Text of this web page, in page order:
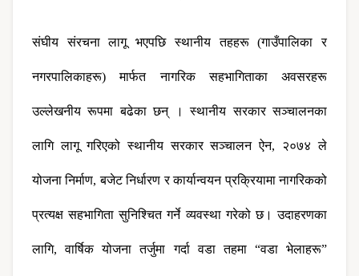
संघीय संरचना लागू भएपछि स्थानीय तहहरू (गाउँपालिका र
नगरपालिकाहरू) मार्फत नागरिक सहभागिताका अवसरहरू
उल्लेखनीय रूपमा बढेका छन् । स्थानीय सरकार सञ्चालनका
लागि लागू गरिएको स्थानीय सरकार सञ्चालन ऐन, २०७४ ले
योजना निर्माण, बजेट निर्धारण र कार्यान्वयन प्रक्रियामा नागरिकको
प्रत्यक्ष सहभागिता सुनिश्चित गर्ने व्यवस्था गरेको छ। उदाहरणका
लागि, वार्षिक योजना तर्जुमा गर्दा वडा तहमा “वडा भेलाहरू”